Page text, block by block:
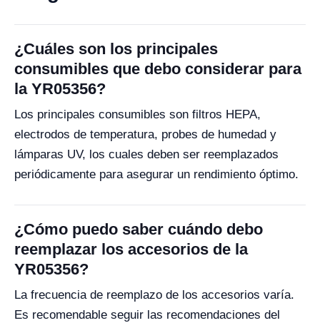
¿Cuáles son los principales
consumibles que debo considerar para
la YR05356?
Los principales consumibles son filtros HEPA,
electrodos de temperatura, probes de humedad y
lámparas UV, los cuales deben ser reemplazados
periódicamente para asegurar un rendimiento óptimo.
¿Cómo puedo saber cuándo debo
reemplazar los accesorios de la
YR05356?
La frecuencia de reemplazo de los accesorios varía.
Es recomendable seguir las recomendaciones del